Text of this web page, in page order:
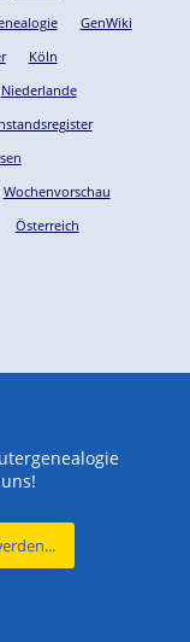
GenWiki
Köln
Niederlande
Wochenvorschau
Österreich